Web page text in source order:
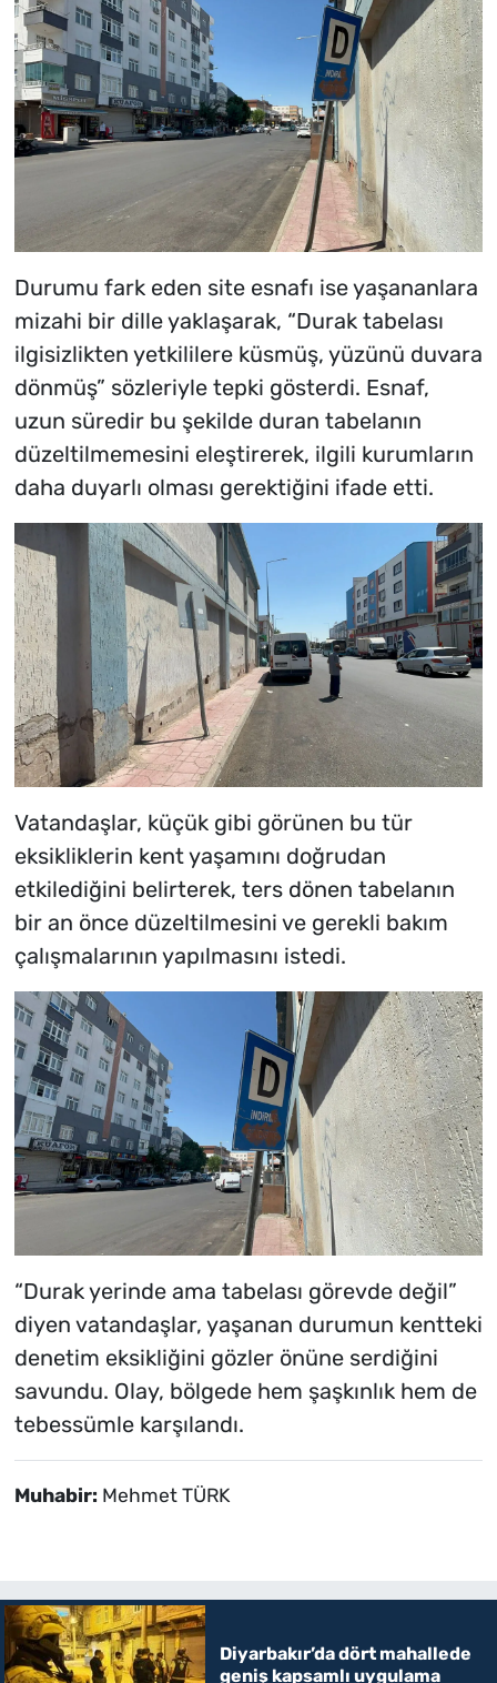
Durumu fark eden site esnafı ise yaşananlara
mizahi bir dille yaklaşarak, “Durak tabelası
ilgisizlikten yetkililere küsmüş, yüzünü duvara
dönmüş” sözleriyle tepki gösterdi. Esnaf,
uzun süredir bu şekilde duran tabelanın
düzeltilmemesini eleştirerek, ilgili kurumların
daha duyarlı olması gerektiğini ifade etti.
Vatandaşlar, küçük gibi görünen bu tür
eksikliklerin kent yaşamını doğrudan
etkilediğini belirterek, ters dönen tabelanın
bir an önce düzeltilmesini ve gerekli bakım
çalışmalarının yapılmasını istedi.
“Durak yerinde ama tabelası görevde değil”
diyen vatandaşlar, yaşanan durumun kentteki
denetim eksikliğini gözler önüne serdiğini
savundu. Olay, bölgede hem şaşkınlık hem de
tebessümle karşılandı.
Muhabir: Mehmet TÜRK
Diyarbakır’da dört mahallede
geniş kapsamlı uygulama